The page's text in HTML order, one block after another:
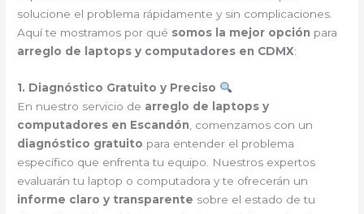
solucione el problema rápidamente y sin complicaciones.
Aquí te mostramos por qué somos la mejor opción para
arreglo de laptops y computadores en CDMX:
1. Diagnóstico Gratuito y Preciso
En nuestro servicio de arreglo de laptops y
computadores en Escandón , comenzamos con un
diagnóstico gratuito para entender el problema
específico que enfrenta tu equipo. Nuestros expertos
evaluarán tu laptop o computadora y te ofrecerán un
informe claro y transparente sobre el estado de tu